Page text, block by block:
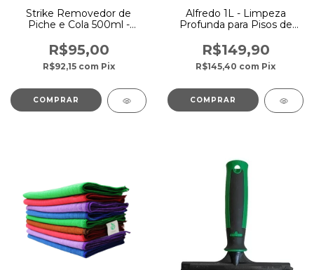
Strike Removedor de
Piche e Cola 500ml -
R$95,00
R$92,15 com Pix
Alfredo 1L - Limpeza
Profunda para Pisos de
R$149,90
R$145,40 com Pix